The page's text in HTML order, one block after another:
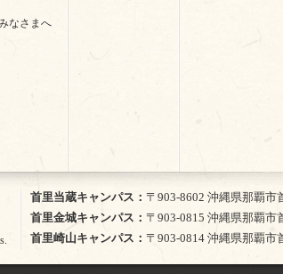
なさまへ
首里当蔵キャンパス
〒903-8602 沖縄県那覇市
首里金城キャンパス
〒903-0815 沖縄県那覇市
首里崎山キャンパス
〒903-0814 沖縄県那覇市